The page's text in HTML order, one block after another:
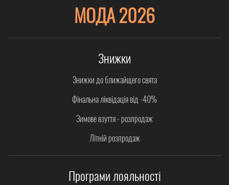
МОДА 2026
Знижки
Знижки до ближайщего свята
Фінальна ліквідація від -40%
Зимове взуття - розпродаж
Літній розпродаж
Програми лояльності